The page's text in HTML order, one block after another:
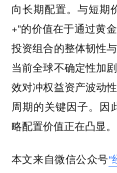
向长期配置。与短期
+”的价值在于通过黄
投资组合的整体韧性
当前全球不确定性加
效对冲权益资产波动
周期的关键因子。因
略配置价值正在凸显。
本文来自微信公众号